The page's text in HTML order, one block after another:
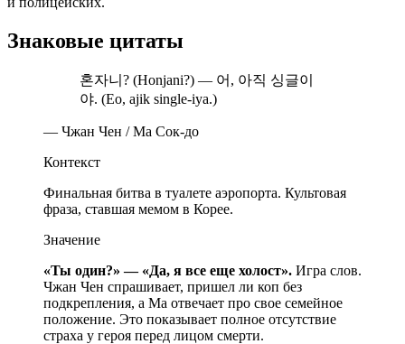
Знаковые цитаты
혼자니? (Honjani?) — 어, 아직 싱글이
야. (Eo, ajik single-iya.)
— Чжан Чен / Ма Сок-до
Контекст
Финальная битва в туалете аэропорта. Культовая
фраза, ставшая мемом в Корее.
Значение
«Ты один?» — «Да, я все еще холост». Игра слов.
Чжан Чен спрашивает, пришел ли коп без
подкрепления, а Ма отвечает про свое семейное
положение. Это показывает полное отсутствие
страха у героя перед лицом смерти.